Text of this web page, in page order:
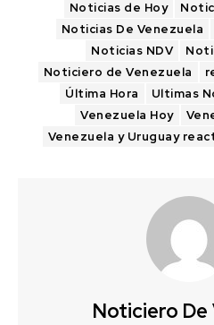
Noticias de Hoy
Noticias De Venezuela
Noticias NDV
Noticiero de Venezuela
Última Hora
Ultimas
Venezuela Hoy
Venezuela y Uruguay
Noticiero De